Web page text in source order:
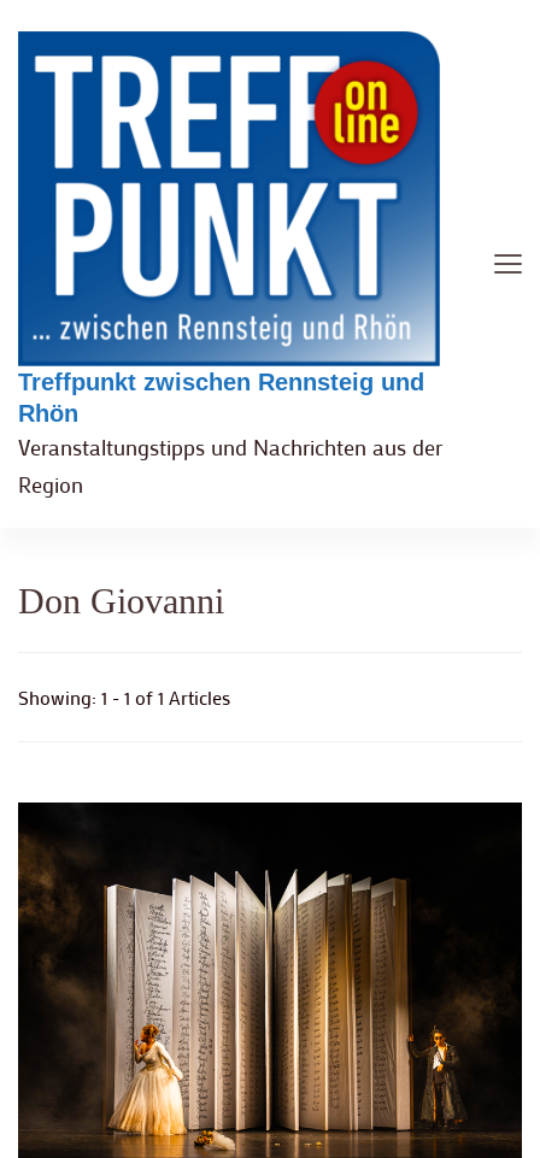
Treffpunkt zwischen Rennsteig und
Rhön
Veranstaltungstipps und Nachrichten aus der
Region
Don Giovanni
Showing: 1 - 1 of 1 Articles